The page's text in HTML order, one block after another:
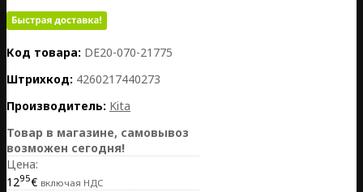
Код товара: DE20-070-21775
Штрихкод: 4260217440273
Производитель: Kita
Товар в магазине, самовывоз
возможен сегодня!
Цена:
1295€ включая НДС